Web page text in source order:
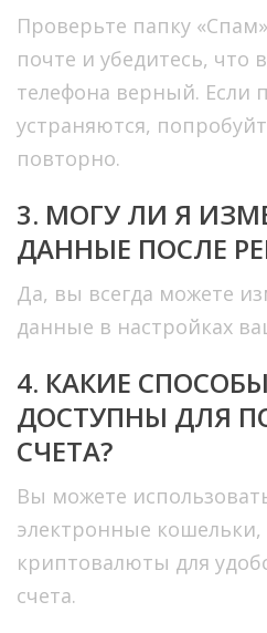
Проверьте папку
почте и убедитесь,
телефона верный. Если
устраняются,
повторно.
3. МОГУ ЛИ Я
ДАННЫЕ ПОСЛЕ
Да, вы всегда можете
данные в настройках
4. КАКИЕ
ДОСТУПНЫ ДЛЯ
СЧЕТА?
Вы можете
электронные кошельки,
криптовалюты для
счета.